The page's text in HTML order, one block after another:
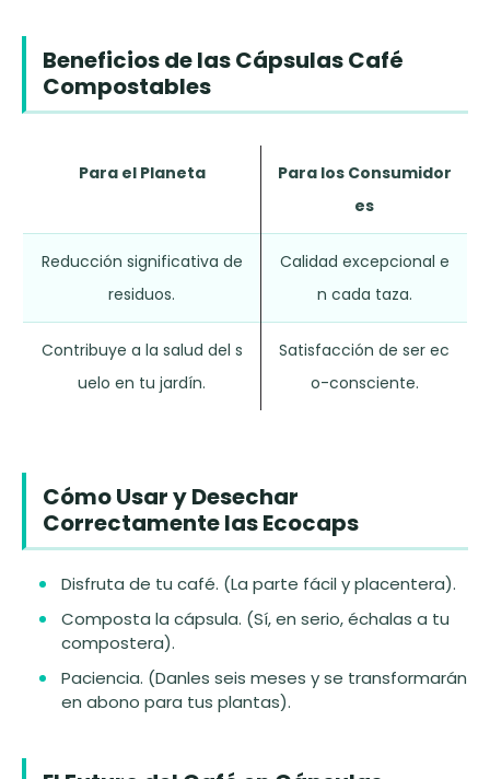
Beneficios de las Cápsulas Café
Compostables
Para el Planeta
Para los Consumidor
es
Reducción significativa de
residuos.
Calidad excepcional e
n cada taza.
Contribuye a la salud del s
uelo en tu jardín.
Satisfacción de ser ec
o-consciente.
Cómo Usar y Desechar
Correctamente las Ecocaps
Disfruta de tu café. (La parte fácil y placentera).
Composta la cápsula. (Sí, en serio, échalas a tu
compostera).
Paciencia. (Danles seis meses y se transformarán
en abono para tus plantas).